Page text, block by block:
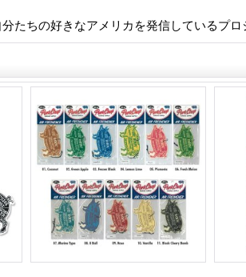
たちの好きなアメリカを発信しているプロ